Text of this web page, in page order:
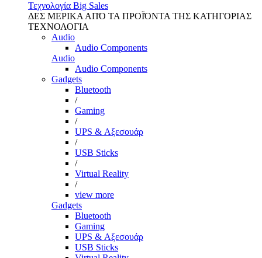
Τεχνολογία Big Sales
ΔΕΣ ΜΕΡΙΚΑ ΑΠΌ ΤΑ ΠΡΟΪΌΝΤΑ ΤΗΣ ΚΑΤΗΓΟΡΙΑΣ
ΤΕΧΝΟΛΟΓΙΑ
Audio
Audio Components
Audio
Audio Components
Gadgets
Bluetooth
/
Gaming
/
UPS & Αξεσουάρ
/
USB Sticks
/
Virtual Reality
/
view more
Gadgets
Bluetooth
Gaming
UPS & Αξεσουάρ
USB Sticks